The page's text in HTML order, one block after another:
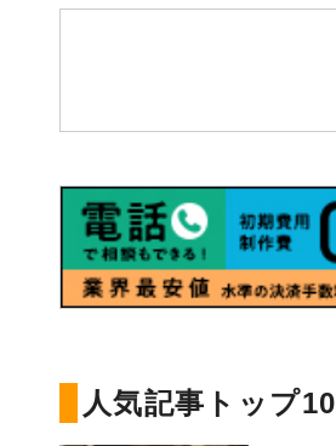
人気記事トップ10